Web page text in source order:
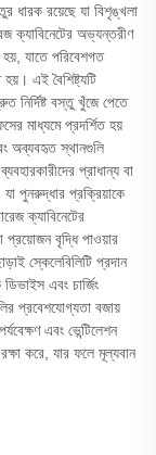
ধারক রয়েছে যা বিশৃঙ্খলা
ক্যাবিনেটের অভ্যন্তরীণ
যাতে পরিবেশগত
হয়। এই বৈশিষ্ট্যটি
নির্দিষ্ট বস্তু খুঁজে পেতে
মাধ্যমে প্রদর্শিত হয়
অব্যবহৃত স্থানগুলি
প্রাধান্য বা
পুনরুদ্ধার প্রক্রিয়াকে
ক্যাবিনেটের
প্রয়োজন বৃদ্ধি পাওয়ার
স্কেলেবিলিটি প্রদান
এবং চার্জিং
প্রবেশযোগ্যতা বজায়
এবং ভেন্টিলেশন
করে, যার ফলে মূল্যবান